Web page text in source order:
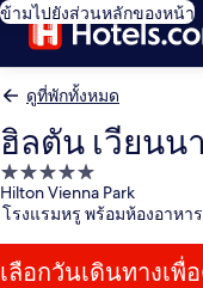
ข้ามไปยังส่วนหลักของหน้า
ดูที่พักทั้งหมด
ฮิลตัน เวียนน
ที่พัก
5.0
Hilton Vienna Park
โรงแรมหรู พร้อมห้องอาหา
เลือกวันเดินทางเพื่